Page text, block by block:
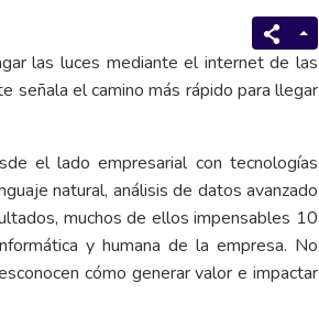
las luces mediante el internet de las
señala el camino más rápido para llegar
el lado empresarial con tecnologías
natural, análisis de datos avanzado
muchos de ellos impensables 10
y humana de la empresa. No
cómo generar valor e impactar